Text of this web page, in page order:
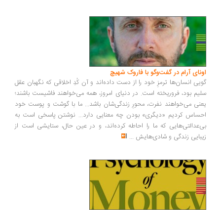
اونای آرام در گفت‌وگو با فاروک شهیچ‭
گویی انسان‌ها ترمزِ خود را از دست داده‌اند و آن کُدِ اخلاقی که نگهبان عقل
سلیم بود، فروریخته است. در دنیای امروز، همه می‌خواهند فاشیست باشند؛
یعنی می‌خواهند نفرت، محورِ زندگی‌شان باشد... ما با گوشت و پوست خود
احساس کردیم «دیگری» بودن چه معنایی دارد... نوشتن پاسخی است به
بی‌عدالتی‌هایی که ما را احاطه کرده‌اند، و در عین حال، ستایشی است از
زیبایی زندگی و شادی‌هایش ...